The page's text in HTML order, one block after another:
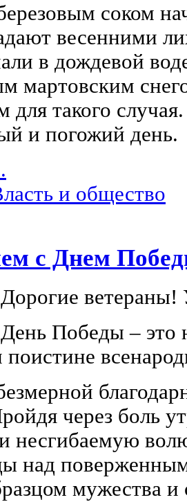
соком
весенними
в дождевой
мартовским
такого
и погожий день.
и общество
с Днем
Дорогие
День Победы – это
поистине
через боль
несгибаемую
над
мужества и